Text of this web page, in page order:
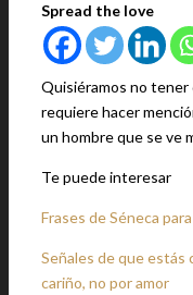
Spread the love
Quisiéramos no tener
requiere hacer
un hombre que se ve
Te puede interesar
Frases de Séneca
Señales de que estás
cariño, no por amor